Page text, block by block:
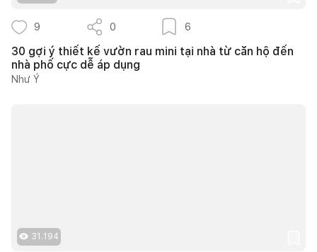
9 0 6
30 gợi ý thiết kế vườn rau mini tại nhà từ căn hộ đến
nhà phố cực dễ áp dụng
Như Ý
31.194